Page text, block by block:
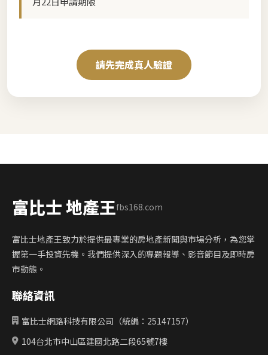
請先完成真人驗證
富比士 地產王fbs168.com
富比士地產王致力於提供最專業的房地產新聞與市場分析，為您掌
握第一手投資先機。我們提供深入的專題報導、影音節目及即時房
市動態。
聯絡資訊
富比士網路科技有限公司（統編：25147157）
104台北市中山區建國北路二段65號7樓